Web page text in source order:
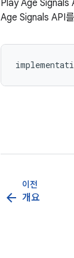
Play Age Signals
Age Signals API
이전
arrow_back 개요